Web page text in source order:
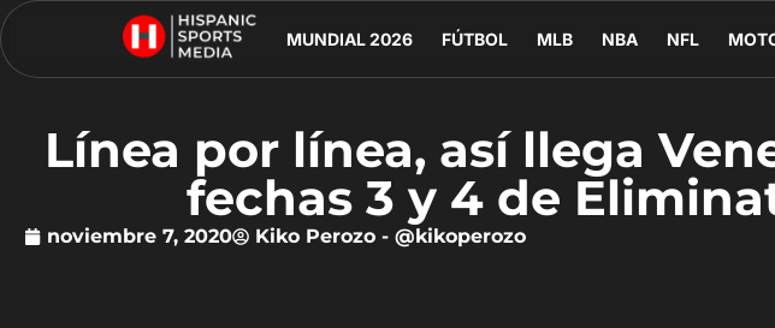
MUNDIAL 2026 FÚTBOL MLB NBA NFL
Línea por línea, así llega
fechas 3 y 4 de
noviembre 7, 2020 Kiko Perozo - @kikoperozo